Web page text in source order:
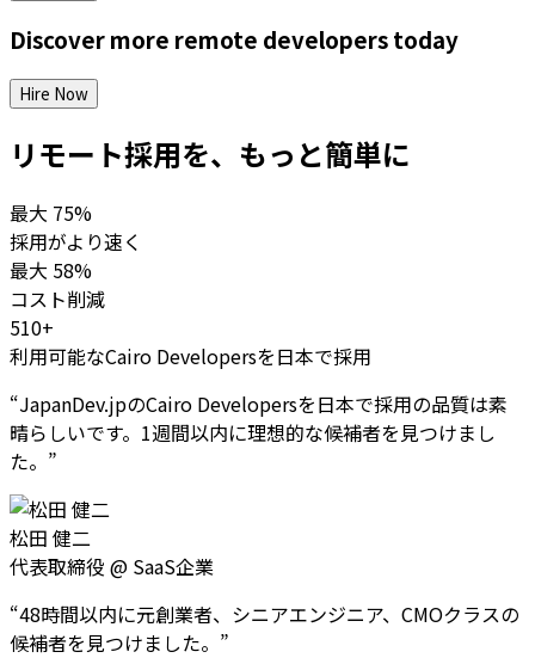
Discover more remote developerstoday
Hire Now
リモート採用を、もっと簡単に
最大 75%
採用がより速く
最大 58%
コスト削減
510+
利用可能なCairo Developersを日本で採用
“JapanDev.jpのCairo Developersを日本で採用の品質は素
晴らしいです。1週間以内に理想的な候補者を見つけまし
た。 ”
松田 健二
代表取締役 @ SaaS企業
“48時間以内に元創業者、シニアエンジニア、CMOクラスの
候補者を見つけました。 ”